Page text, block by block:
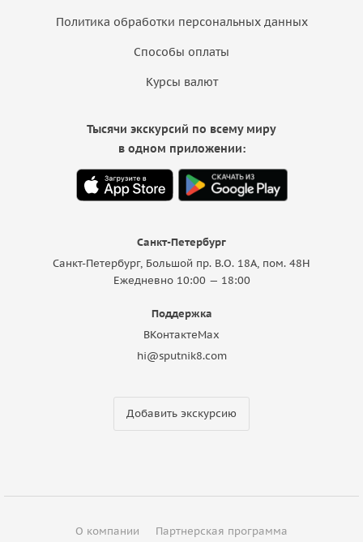
Политика обработки персональных данных
Способы оплаты
Курсы валют
Санкт-Петербург
Санкт-Петербург, Большой пр. В.О. 18A, пом. 48Н
Ежедневно 10:00 — 18:00
Поддержка
ВКонтактеMax
hi@sputnik8.com
Добавить экскурсию
Тысячи экскурсий по всему миру
в одном приложении:
О компании Партнерская программа